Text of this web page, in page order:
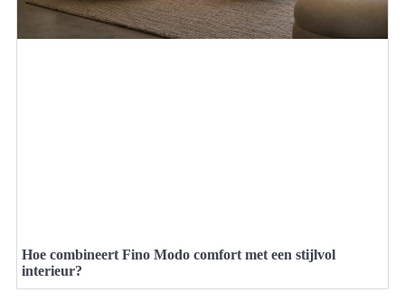
Hoe combineert Fino Modo comfort met een stijlvol
interieur?